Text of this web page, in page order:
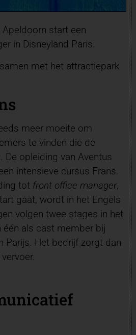
Apeldoorn start een
in Disneyland Paris.
met het attractiepark
meer moeite om
te vinden die de
De opleiding van Aventus
intensieve cursus Frans.
tot front office manager,
gaat, wordt in het Engels
volgen twee stages in het
één als cast member bij
Parijs. Het bedrijf zorgt dan